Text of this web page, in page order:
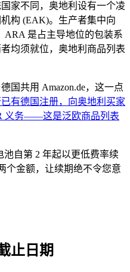
家不同，奥地利设有一个凌
构 (EAK)。生产者集中向
是占主导地位的包装系
均须就位，奥地利商品列表
国共用 Amazon.de，这一点
有德国注册，向奥地利买家
义务——这是泛欧商品列表
池自第 2 年起以更低费率续
个金额，让续期绝不令您意
止日期